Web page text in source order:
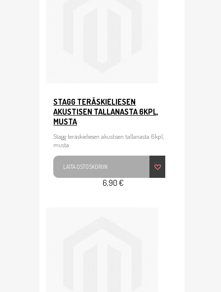
STAGG TERÄSKIELIESEN
AKUSTISEN TALLANASTA 6KPL,
MUSTA
Stagg teräskieliesen akustisen tallanasta 6kpl,
musta
LAITA OSTOSKORIIN
6,90 €